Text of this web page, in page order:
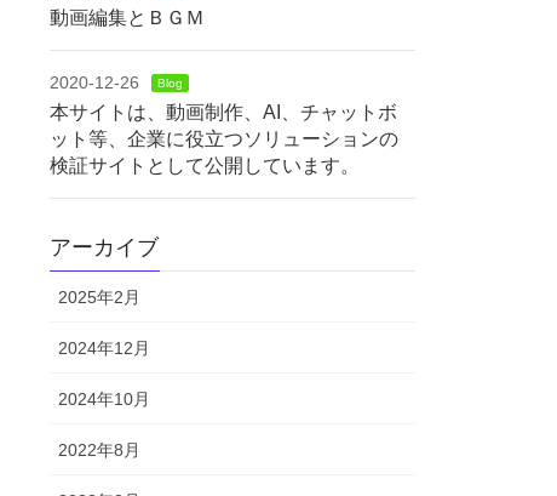
動画編集とＢＧＭ
2020-12-26 Blog
本サイトは、動画制作、AI、チャットボ
ット等、企業に役立つソリューションの
検証サイトとして公開しています。
アーカイブ
2025年2月
2024年12月
2024年10月
2022年8月